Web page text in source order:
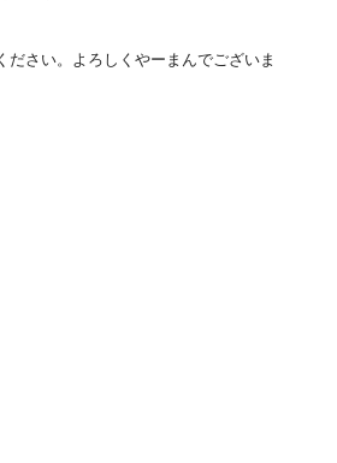
さい。よろしくやーまんでございま